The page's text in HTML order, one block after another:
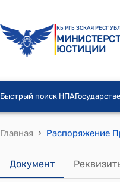
КЫРГЫЗСКАЯ
ЮСТИЦИИ
Быстрый поиск НПА
Главная ›
Документ